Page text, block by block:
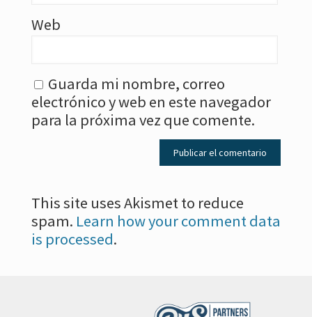
Web
Guarda mi nombre, correo
electrónico y web en este navegador
para la próxima vez que comente.
This site uses Akismet to reduce
spam. Learn how your comment data
is processed.